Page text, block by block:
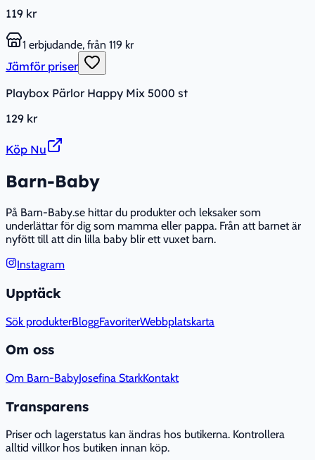
119 kr
1 erbjudande, från 119 kr
Jämför priser
Playbox Pärlor Happy Mix 5000 st
129 kr
Köp Nu
Barn-Baby
På Barn-Baby.se hittar du produkter och leksaker som
underlättar för dig som mamma eller pappa. Från att barnet är
nyfött till att din lilla baby blir ett vuxet barn.
Instagram
Upptäck
Sök produkterBloggFavoriterWebbplatskarta
Om oss
Om Barn-BabyJosefina StarkKontakt
Transparens
Priser och lagerstatus kan ändras hos butikerna. Kontrollera
alltid villkor hos butiken innan köp.